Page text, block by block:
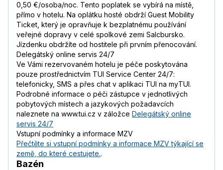
0,50 €/osoba/noc. Tento poplatek se vybírá na místě,
přímo v hotelu. Na oplátku hosté obdrží Guest Mobility
Ticket, který je opravňuje k bezplatnému používání
veřejné dopravy v celé spolkové zemi Salcbursko.
Jízdenku obdržíte od hostitele při prvním přenocování.
Delegátský online servis 24/7
Ve Vámi rezervovaném hotelu je péče poskytována
pouze prostřednictvím TUI Service Center 24/7:
telefonicky, SMS a přes chat v aplikaci TUI na myTUI.
Podrobné informace o péči zástupce v jednotlivých
pobytových místech a jazykových požadavcích
naleznete na www.tui.cz v záložce Delegátský online
servis 24/7
Vstupní podmínky a informace MZV
Přečtěte si vstupní podmínky a informace MZV týkající se
země, do které cestujete..
Bazén